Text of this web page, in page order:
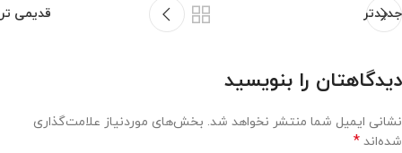
جدیدتر قدیمی تر
دیدگاهتان را بنویسید
نشانی ایمیل شما منتشر نخواهد شد. بخش‌های موردنیاز علامت‌گذاری
شده‌اند *